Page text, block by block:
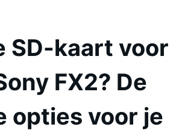
SD-kaart voor
FX2? De
opties voor je